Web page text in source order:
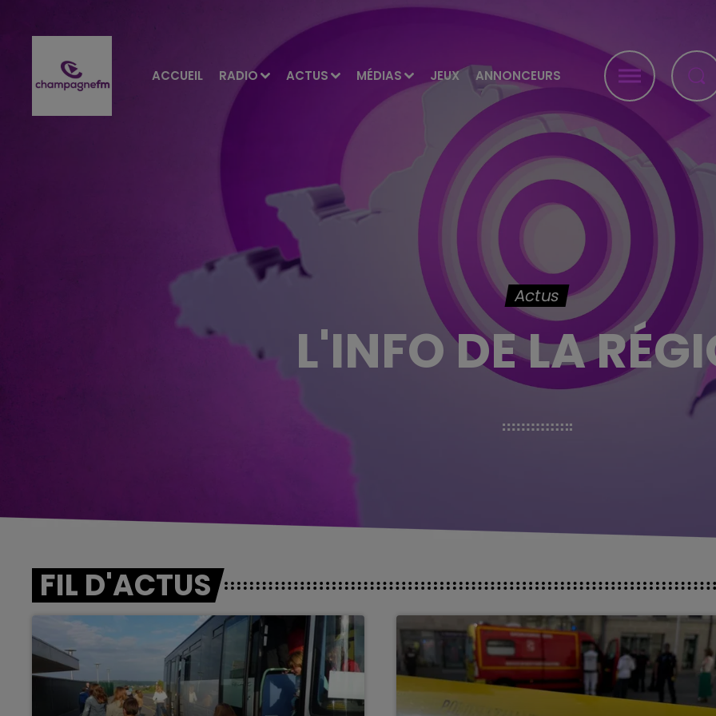
ACCUEIL RADIO ACTUS MÉDIAS JEUX ANNONCEURS
Actus
L'INFO DE LA
FIL D'ACTUS